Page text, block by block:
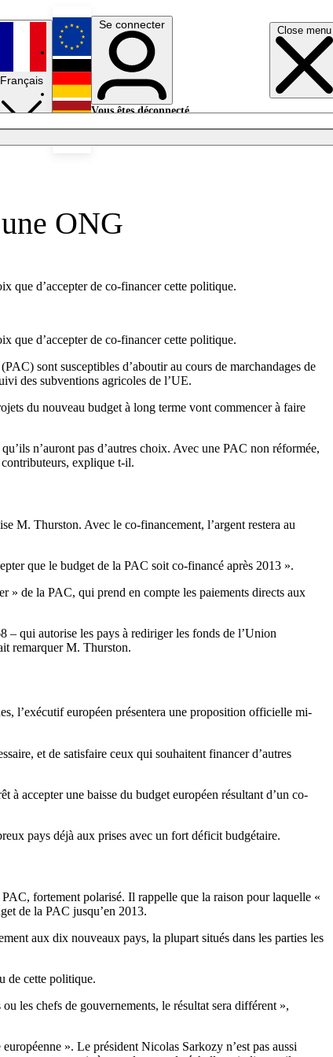
Close menu
Français
English
Deutsch
Se connecter
Vous êtes déconnecté.
ONG
que d’accepter de co-financer cette politique.
que d’accepter de co-financer cette politique.
sont susceptibles d’aboutir au cours de marchandages de
des subventions agricoles de l’UE.
du nouveau budget à long terme vont commencer à faire
n’auront pas d’autres choix. Avec une PAC non réformée,
explique t-il.
M. Thurston. Avec le co-financement, l’argent restera au
que le budget de la PAC soit co-financé après 2013 ».
» de la PAC, qui prend en compte les paiements directs aux
qui autorise les pays à rediriger les fonds de l’Union
remarquer M. Thurston.
l’exécutif européen présentera une proposition officielle mi-
et de satisfaire ceux qui souhaitent financer d’autres
accepter une baisse du budget européen résultant d’un co-
pays déjà aux prises avec un fort déficit budgétaire.
fortement polarisé. Il rappelle que la raison pour laquelle «
de la PAC jusqu’en 2013.
aux dix nouveaux pays, la plupart situés dans les parties les
de cette politique.
les chefs de gouvernements, le résultat sera différent »,
». Le président Nicolas Sarkozy n’est pas aussi